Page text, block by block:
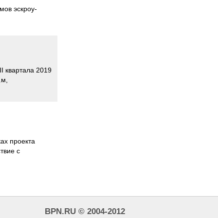
эскроу-
квартала 2019
проекта
с
BPN.RU © 2004-2012